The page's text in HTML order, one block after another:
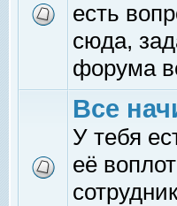
есть
сюда,
форума
Все
У тебя
её